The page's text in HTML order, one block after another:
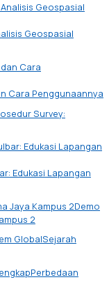
Geospasial
Cara Penggunaannya
Survey:
Edukasi Lapangan
Demo
2
Sejarah
Perbedaan